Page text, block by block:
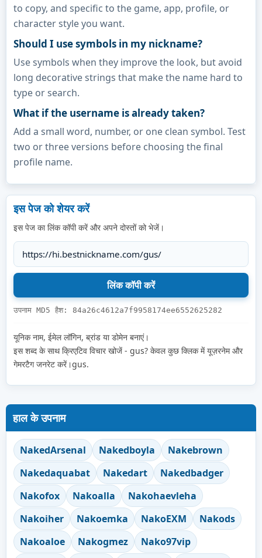
to copy, and specific to the game, app, profile, or
character style you want.
Should I use symbols in my nickname?
Use symbols when they improve the look, but avoid
long decorative strings that make the name hard to
type or search.
What if the username is already taken?
Add a small word, number, or one clean symbol. Test
two or three versions before choosing the final
profile name.
इस पेज को शेयर करें
इस पेज का लिंक कॉपी करें और अपने दोस्तों को भेजें।
उपनाम MD5 हैश: 84a26c4612a7f9958174ee6552625282
यूनिक नाम, ईमेल लॉगिन, ब्रांड या डोमेन बनाएं।
इस शब्द के साथ क्रिएटिव विचार खोजें - gus? केवल कुछ क्लिक में यूज़रनेम और
गेमरटैग जनरेट करें।gus.
हाल के उपनाम
NakedArsenal Nakedboyla
Nakebrown
Nakedaquabat
Nakedart
Nakedbadger
Nakofox
Nakoalla
Nakohaevleha
Nakoiher
Nakoemka NakoEXM
Nakods
Nakoaloe
Nakogmez
Nako97vip